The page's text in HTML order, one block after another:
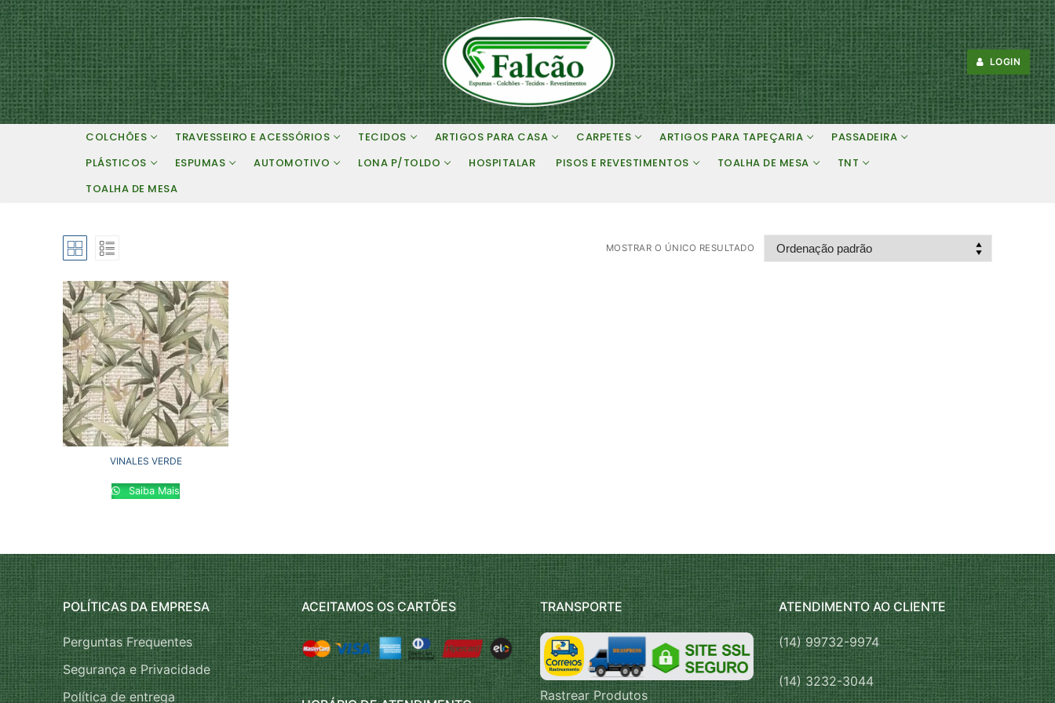
Pular
para
o
conteúdo
LOGIN
COLCHÕES TRAVESSEIRO E ACESSÓRIOS TECIDOS ARTIGOS PARA CASA CARPETES ARTIGOS PARA TAPEÇARIA
PASSADEIRA
PLÁSTICOS
ESPUMAS AUTOMOTIVO LONA P/TOLDO HOSPITALAR PISOS E REVESTIMENTOS TOALHA DE MESA
TNT
TOALHA DE MESA
MOSTRAR O ÚNICO RESULTADO
VINALES VERDE
Saiba Mais
POLÍTICAS DA EMPRESA
Perguntas Frequentes
Segurança e Privacidade
Política de entrega
ACEITAMOS OS CARTÕES TRANSPORTE
Rastrear Produtos
ATENDIMENTO AO CLIENTE
(14) 99732-9974
(14) 3232-3044